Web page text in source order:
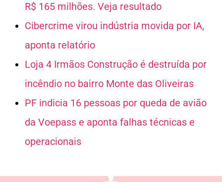
R$ 165 milhões. Veja resultado
Cibercrime virou indústria movida por IA,
aponta relatório
Loja 4 Irmãos Construção é destruída por
incêndio no bairro Monte das Oliveiras
PF indicia 16 pessoas por queda de avião
da Voepass e aponta falhas técnicas e
operacionais